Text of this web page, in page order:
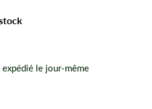
mm
le jour-même